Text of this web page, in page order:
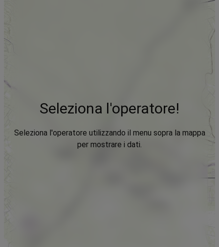
Seleziona l'operatore!
Seleziona l'operatore utilizzando il menu sopra la mappa
per mostrare i dati.